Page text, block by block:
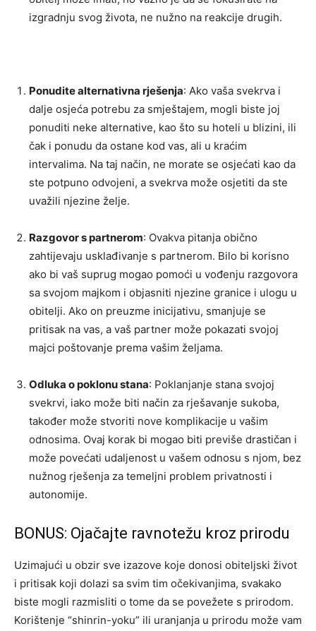
izgradnju svog života, ne nužno na reakcije drugih.
Ponudite alternativna rješenja: Ako vaša svekrva i
dalje osjeća potrebu za smještajem, mogli biste joj
ponuditi neke alternative, kao što su hoteli u blizini, ili
čak i ponudu da ostane kod vas, ali u kraćim
intervalima. Na taj način, ne morate se osjećati kao da
ste potpuno odvojeni, a svekrva može osjetiti da ste
uvažili njezine želje.
Razgovor s partnerom: Ovakva pitanja obično
zahtijevaju usklađivanje s partnerom. Bilo bi korisno
ako bi vaš suprug mogao pomoći u vođenju razgovora
sa svojom majkom i objasniti njezine granice i ulogu u
obitelji. Ako on preuzme inicijativu, smanjuje se
pritisak na vas, a vaš partner može pokazati svojoj
majci poštovanje prema vašim željama.
Odluka o poklonu stana: Poklanjanje stana svojoj
svekrvi, iako može biti način za rješavanje sukoba,
također može stvoriti nove komplikacije u vašim
odnosima. Ovaj korak bi mogao biti previše drastičan i
može povećati udaljenost u vašem odnosu s njom, bez
nužnog rješenja za temeljni problem privatnosti i
autonomije.
BONUS: Ojačajte ravnotežu kroz prirodu
Uzimajući u obzir sve izazove koje donosi obiteljski život
i pritisak koji dolazi sa svim tim očekivanjima, svakako
biste mogli razmisliti o tome da se povežete s prirodom.
Korištenje “shinrin-yoku” ili uranjanja u prirodu može vam